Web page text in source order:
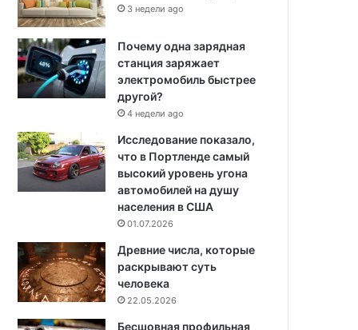
3 недели ago
Почему одна зарядная
станция заряжает
электромобиль быстрее
другой?
4 недели ago
Исследование показало,
что в Портленде самый
высокий уровень угона
автомобилей на душу
населения в США
01.07.2026
Древние числа, которые
раскрывают суть
человека
22.05.2026
Бесшовная профильная